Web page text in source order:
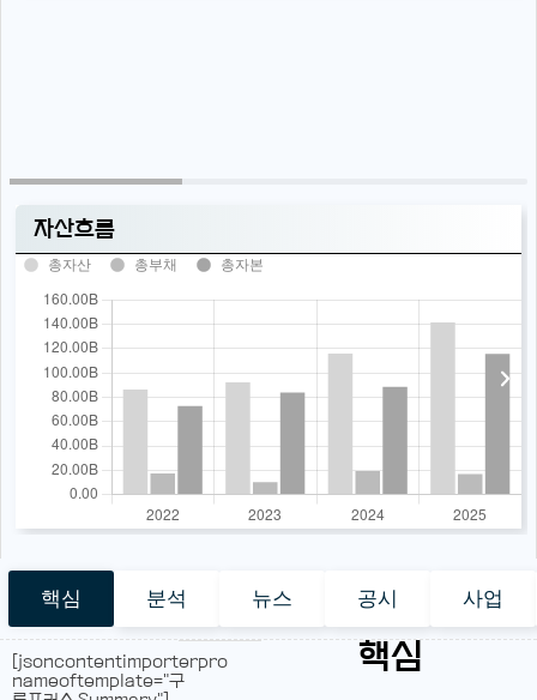
자산흐름
총자산 총부채 총자본
핵심 분석 뉴스 공시 사업
핵심
[jsoncontentimporterpro
nameoftemplate="구